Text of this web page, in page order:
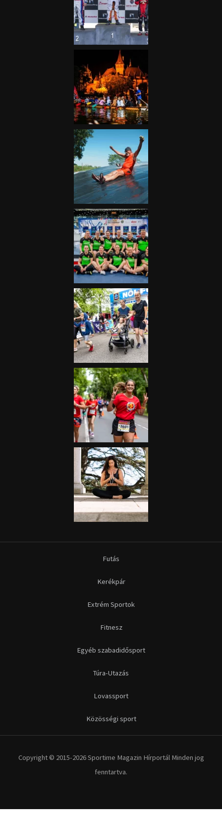
Futás
Kerékpár
Extrém Sportok
Fitnesz
Egyéb szabadidősport
Túra-Utazás
Lovassport
Közösségi sport
Copyright © 2015-2026 Sportime Magazin Hírportál Minden jog
fenntartva.